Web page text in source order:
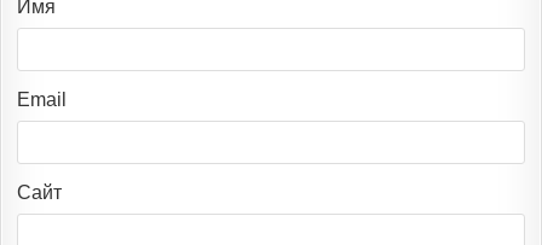
Имя
Email
Сайт